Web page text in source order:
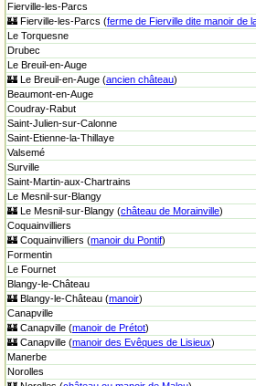
Fierville-les-Parcs
🏰 Fierville-les-Parcs (ferme de Fierville dite manoir de
Le Torquesne
Drubec
Le Breuil-en-Auge
🏰 Le Breuil-en-Auge (ancien château)
Beaumont-en-Auge
Coudray-Rabut
Saint-Julien-sur-Calonne
Saint-Etienne-la-Thillaye
Valsemé
Surville
Saint-Martin-aux-Chartrains
Le Mesnil-sur-Blangy
🏰 Le Mesnil-sur-Blangy (château de Morainville)
Coquainvilliers
🏰 Coquainvilliers (manoir du Pontif)
Formentin
Le Fournet
Blangy-le-Château
🏰 Blangy-le-Château (manoir)
Canapville
🏰 Canapville (manoir de Prétot)
🏰 Canapville (manoir des Evêques de Lisieux)
Manerbe
Norolles